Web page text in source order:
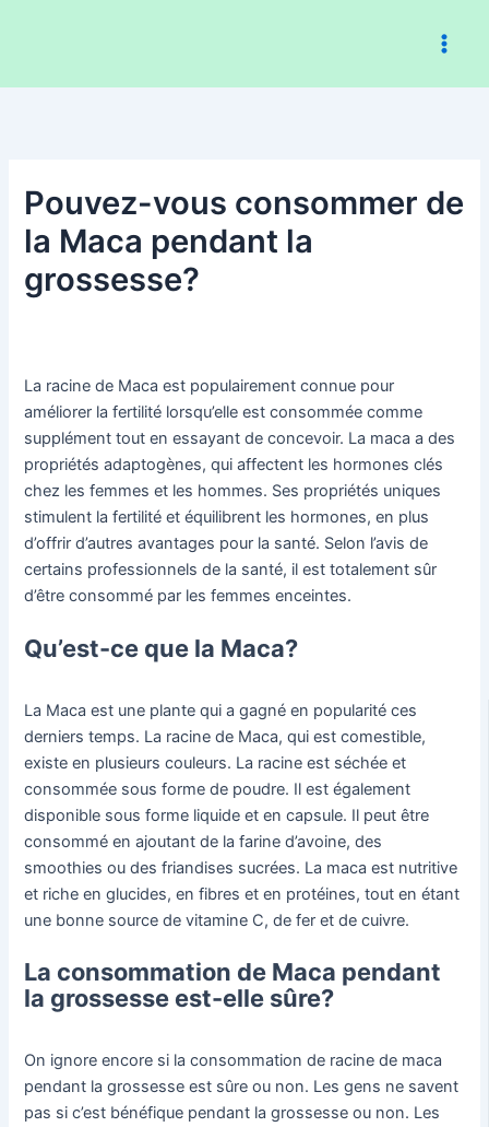
Pouvez-vous consommer de
la Maca pendant la
grossesse?
La racine de Maca est populairement connue pour
améliorer la fertilité lorsqu’elle est consommée comme
supplément tout en essayant de concevoir. La maca a des
propriétés adaptogènes, qui affectent les hormones clés
chez les femmes et les hommes. Ses propriétés uniques
stimulent la fertilité et équilibrent les hormones, en plus
d’offrir d’autres avantages pour la santé. Selon l’avis de
certains professionnels de la santé, il est totalement sûr
d’être consommé par les femmes enceintes.
Qu’est-ce que la Maca?
La Maca est une plante qui a gagné en popularité ces
derniers temps. La racine de Maca, qui est comestible,
existe en plusieurs couleurs. La racine est séchée et
consommée sous forme de poudre. Il est également
disponible sous forme liquide et en capsule. Il peut être
consommé en ajoutant de la farine d’avoine, des
smoothies ou des friandises sucrées. La maca est nutritive
et riche en glucides, en fibres et en protéines, tout en étant
une bonne source de vitamine C, de fer et de cuivre.
La consommation de Maca pendant
la grossesse est-elle sûre?
On ignore encore si la consommation de racine de maca
pendant la grossesse est sûre ou non. Les gens ne savent
pas si c’est bénéfique pendant la grossesse ou non. Les